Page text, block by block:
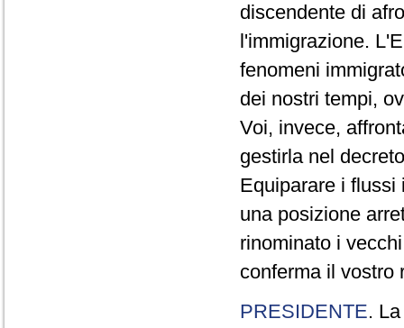
discendente di
l'immigrazione.
fenomeni
dei nostri tempi,
Voi, invece,
gestirla nel
Equiparare i flussi
una posizione
rinominato i
conferma il vostro
PRESIDENTE.